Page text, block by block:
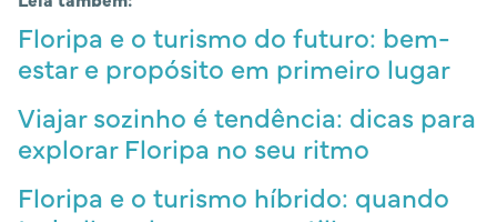
Floripa e o turismo do futuro: bem-
estar e propósito em primeiro lugar
Viajar sozinho é tendência: dicas para
explorar Floripa no seu ritmo
Floripa e o turismo híbrido: quando